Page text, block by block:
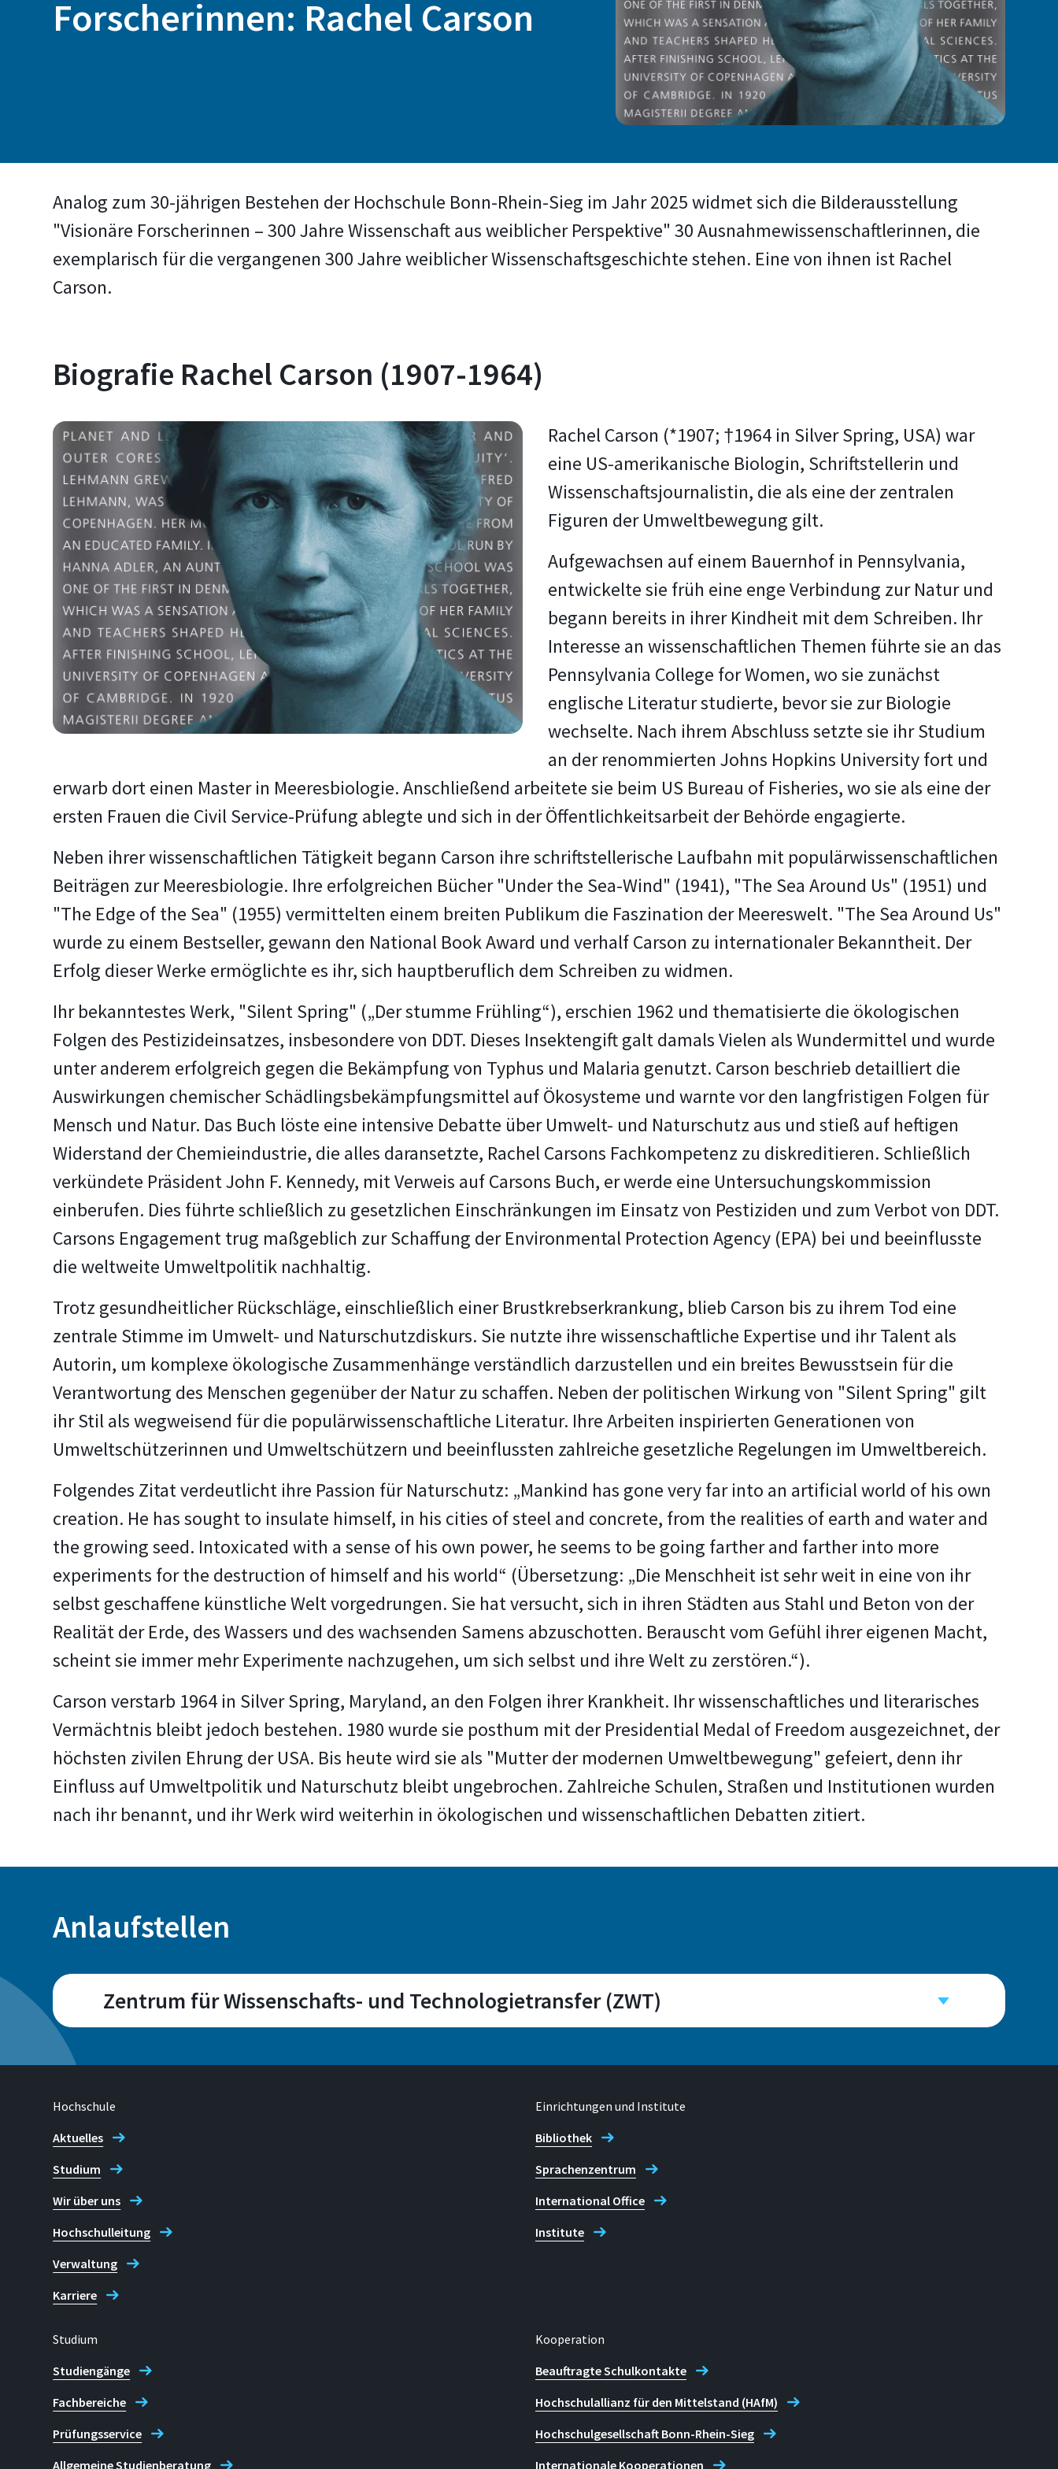
Forscherinnen: Rachel Carson
Analog zum 30-jährigen Bestehen der Hochschule Bonn-Rhein-Sieg im Jahr 2025 widmet sich die Bilderausstellung
"Visionäre Forscherinnen – 300 Jahre Wissenschaft aus weiblicher Perspektive" 30 Ausnahmewissenschaftlerinnen, die
exemplarisch für die vergangenen 300 Jahre weiblicher Wissenschaftsgeschichte stehen. Eine von ihnen ist Rachel
Carson.
Biografie Rachel Carson (1907-1964)
Rachel Carson (*1907; †1964 in Silver Spring, USA) war
eine US-amerikanische Biologin, Schriftstellerin und
Wissenschaftsjournalistin, die als eine der zentralen
Figuren der Umweltbewegung gilt.
Aufgewachsen auf einem Bauernhof in Pennsylvania,
entwickelte sie früh eine enge Verbindung zur Natur und
begann bereits in ihrer Kindheit mit dem Schreiben. Ihr
Interesse an wissenschaftlichen Themen führte sie an das
Pennsylvania College for Women, wo sie zunächst
englische Literatur studierte, bevor sie zur Biologie
wechselte. Nach ihrem Abschluss setzte sie ihr Studium
an der renommierten Johns Hopkins University fort und
erwarb dort einen Master in Meeresbiologie. Anschließend arbeitete sie beim US Bureau of Fisheries, wo sie als eine der
ersten Frauen die Civil Service-Prüfung ablegte und sich in der Öffentlichkeitsarbeit der Behörde engagierte.
Neben ihrer wissenschaftlichen Tätigkeit begann Carson ihre schriftstellerische Laufbahn mit populärwissenschaftlichen
Beiträgen zur Meeresbiologie. Ihre erfolgreichen Bücher "Under the Sea-Wind" (1941), "The Sea Around Us" (1951) und
"The Edge of the Sea" (1955) vermittelten einem breiten Publikum die Faszination der Meereswelt. "The Sea Around Us"
wurde zu einem Bestseller, gewann den National Book Award und verhalf Carson zu internationaler Bekanntheit. Der
Erfolg dieser Werke ermöglichte es ihr, sich hauptberuflich dem Schreiben zu widmen.
Ihr bekanntestes Werk, "Silent Spring" („Der stumme Frühling“), erschien 1962 und thematisierte die ökologischen
Folgen des Pestizideinsatzes, insbesondere von DDT. Dieses Insektengift galt damals Vielen als Wundermittel und wurde
unter anderem erfolgreich gegen die Bekämpfung von Typhus und Malaria genutzt. Carson beschrieb detailliert die
Auswirkungen chemischer Schädlingsbekämpfungsmittel auf Ökosysteme und warnte vor den langfristigen Folgen für
Mensch und Natur. Das Buch löste eine intensive Debatte über Umwelt- und Naturschutz aus und stieß auf heftigen
Widerstand der Chemieindustrie, die alles daransetzte, Rachel Carsons Fachkompetenz zu diskreditieren. Schließlich
verkündete Präsident John F. Kennedy, mit Verweis auf Carsons Buch, er werde eine Untersuchungskommission
einberufen. Dies führte schließlich zu gesetzlichen Einschränkungen im Einsatz von Pestiziden und zum Verbot von DDT.
Carsons Engagement trug maßgeblich zur Schaffung der Environmental Protection Agency (EPA) bei und beeinflusste
die weltweite Umweltpolitik nachhaltig.
Trotz gesundheitlicher Rückschläge, einschließlich einer Brustkrebserkrankung, blieb Carson bis zu ihrem Tod eine
zentrale Stimme im Umwelt- und Naturschutzdiskurs. Sie nutzte ihre wissenschaftliche Expertise und ihr Talent als
Autorin, um komplexe ökologische Zusammenhänge verständlich darzustellen und ein breites Bewusstsein für die
Verantwortung des Menschen gegenüber der Natur zu schaffen. Neben der politischen Wirkung von "Silent Spring" gilt
ihr Stil als wegweisend für die populärwissenschaftliche Literatur. Ihre Arbeiten inspirierten Generationen von
Umweltschützerinnen und Umweltschützern und beeinflussten zahlreiche gesetzliche Regelungen im Umweltbereich.
Folgendes Zitat verdeutlicht ihre Passion für Naturschutz: „Mankind has gone very far into an artificial world of his own
creation. He has sought to insulate himself, in his cities of steel and concrete, from the realities of earth and water and
the growing seed. Intoxicated with a sense of his own power, he seems to be going farther and farther into more
experiments for the destruction of himself and his world“ (Übersetzung: „Die Menschheit ist sehr weit in eine von ihr
selbst geschaffene künstliche Welt vorgedrungen. Sie hat versucht, sich in ihren Städten aus Stahl und Beton von der
Realität der Erde, des Wassers und des wachsenden Samens abzuschotten. Berauscht vom Gefühl ihrer eigenen Macht,
scheint sie immer mehr Experimente nachzugehen, um sich selbst und ihre Welt zu zerstören.“).
Carson verstarb 1964 in Silver Spring, Maryland, an den Folgen ihrer Krankheit. Ihr wissenschaftliches und literarisches
Vermächtnis bleibt jedoch bestehen. 1980 wurde sie posthum mit der Presidential Medal of Freedom ausgezeichnet, der
höchsten zivilen Ehrung der USA. Bis heute wird sie als "Mutter der modernen Umweltbewegung" gefeiert, denn ihr
Einfluss auf Umweltpolitik und Naturschutz bleibt ungebrochen. Zahlreiche Schulen, Straßen und Institutionen wurden
nach ihr benannt, und ihr Werk wird weiterhin in ökologischen und wissenschaftlichen Debatten zitiert.
Anlaufstellen
Zentrum für Wissenschafts- und Technologietransfer (ZWT)
Sankt Augustin
zwt@h-brs.de
Hochschule
Aktuelles
Studium
Wir über uns
Hochschulleitung
Verwaltung
Karriere
Einrichtungen und Institute
Bibliothek
Sprachenzentrum
International Office
Institute
Studium
Studiengänge
Fachbereiche
Prüfungsservice
Allgemeine Studienberatung
Kooperation
Beauftragte Schulkontakte
Hochschulallianz für den Mittelstand (HAfM)
Hochschulgesellschaft Bonn-Rhein-Sieg
Internationale Kooperationen